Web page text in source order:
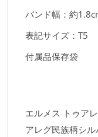
バンド幅：約
表記サイズ：T5
付属品保存袋
エルメス トゥア
アレグ民族柄シ